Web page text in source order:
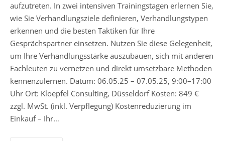
aufzutreten. In zwei intensiven Trainingstagen erlernen Sie,
wie Sie Verhandlungsziele definieren, Verhandlungstypen
erkennen und die besten Taktiken für Ihre
Gesprächspartner einsetzen. Nutzen Sie diese Gelegenheit,
um Ihre Verhandlungsstärke auszubauen, sich mit anderen
Fachleuten zu vernetzen und direkt umsetzbare Methoden
kennenzulernen. Datum: 06.05.25 – 07.05.25, 9:00–17:00
Uhr Ort: Kloepfel Consulting, Düsseldorf Kosten: 849 €
zzgl. MwSt. (inkl. Verpflegung) Kostenreduzierung im
Einkauf – Ihr…